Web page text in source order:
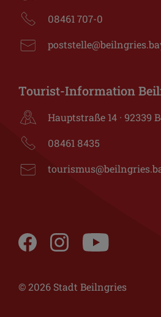
08461 707-0
Tourist-Information
Hauptstraße 14 · 92339
08461 8435
© 2026 Stadt Beilngries